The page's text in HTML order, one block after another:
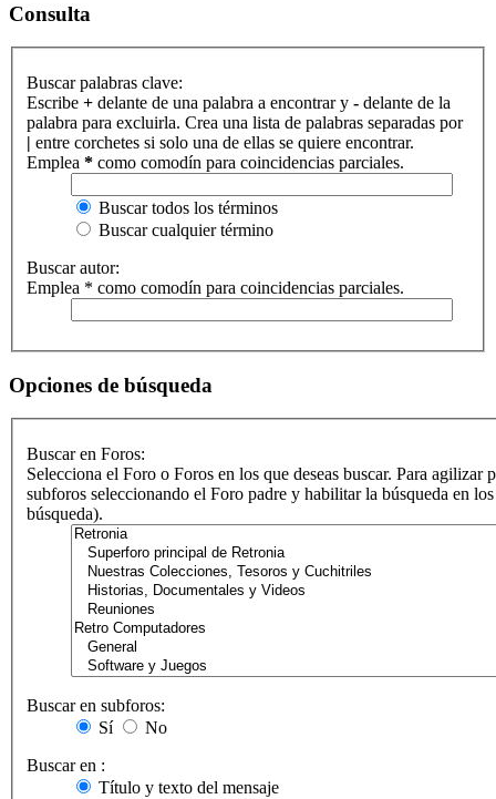
Consulta
Buscar palabras clave:
Escribe + delante de una palabra a encontrar y - delante de la
palabra para excluirla. Crea una lista de palabras separadas por
| entre corchetes si solo una de ellas se quiere encontrar.
Emplea * como comodín para coincidencias parciales.
Buscar todos los términos
Buscar cualquier término
Buscar autor:
Emplea * como comodín para coincidencias parciales.
Opciones de búsqueda
Buscar en Foros:
Selecciona el Foro o Foros en los que deseas buscar. Para agilizar
subforos seleccionando el Foro padre y habilitar la búsqueda en
búsqueda).
Buscar en subforos:
Sí
No
Buscar en :
Título y texto del mensaje